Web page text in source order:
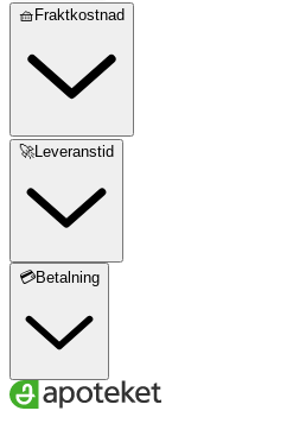
🧺Fraktkostnad
🚀Leveranstid
💳Betalning